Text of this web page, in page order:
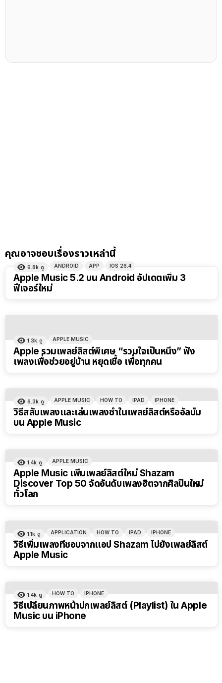
คุณอาจชอบเรื่องราวเหล่านี้
6.8k ดู ANDROID APP IOS 26.4
Apple Music 5.2 บน Android อัปเดตเพิ่ม 3
ฟีเจอร์ใหม่
1.3k ดู APPLE MUSIC
Apple รวมเพลย์ลิสต์พิเศษ “รวมใจเป็นหนึ่ง” ฟัง
เพลงเพื่อช่วยอยู่บ้าน หยุดเชื้อ เพื่อทุกคน
6.3k ดู APPLE MUSIC HOW TO IPAD IPHONE
วิธีสลับเพลงและเล่นเพลงซ้ำในเพลย์ลิสต์หรืออัลบั้ม
บน Apple Music
1.4k ดู APPLE MUSIC
Apple Music เพิ่มเพลย์ลิสต์ใหม่ Shazam
Discover Top 50 จัดอันดับเพลงฮิตจากศิลปินใหม่
ทั่วโลก
1.1k ดู APPLICATION HOW TO IPAD IPHONE
วิธีเพิ่มเพลงที่ชอบจากแอป Shazam ไปยังเพลย์ลิสต์
Apple Music
1.4k ดู HOW TO IPHONE
วิธีเปลี่ยนภาพหน้าปกเพลย์ลิสต์ (Playlist) ใน Apple
Music บน iPhone